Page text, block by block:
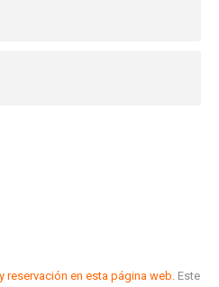
reservación en esta página web. Este